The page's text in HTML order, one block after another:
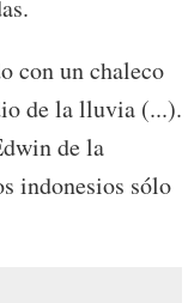
con un chaleco
de la lluvia (...).
de la
indonesios sólo